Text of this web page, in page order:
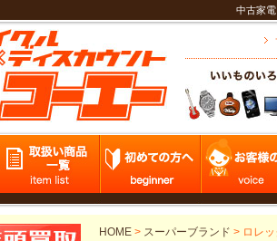
中古家
HOME > スーパーブランド > ロレ